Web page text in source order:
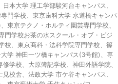
本大学 理工学部駿河台キャンパス、
門学校、東京歯科大学 水道橋キャンパ
東京テクノ・ホルティ園芸専門学校、
門学校お茶の水スクール・オブ・ビジ
校、東京商科・法科学院専門学校、篠
学 神田一ツ橋キャンパス(3号館)、専
学校、大原簿記学校、神田外語学院、
校舎、法政大学 市ケ谷キャンパス、